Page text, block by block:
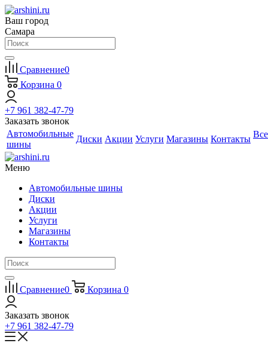
Ваш город
Самара
Сравнение0
Корзина 0
+7 961 382-47-79
Заказать звонок
Автомобильные
шины
Диски Акции Услуги Магазины Контакты Все
Меню
Автомобильные шины
Диски
Акции
Услуги
Магазины
Контакты
Сравнение0 Корзина 0
Заказать звонок
+7 961 382-47-79